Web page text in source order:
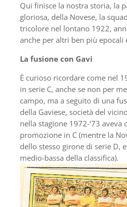
Qui finisce la nostra storia, la
gloriosa, della Novese, la
tricolore nel lontano 1922,
anche per altri ben più epocali
La fusione con Gavi
È curioso ricordare come nel
in serie C, anche se non per
campo, ma a seguito di una
della Gaviese, società del
nella stagione 1972-‘73 aveva
promozione in C (mentre la
dello stesso girone di serie D,
medio-bassa della classifica).